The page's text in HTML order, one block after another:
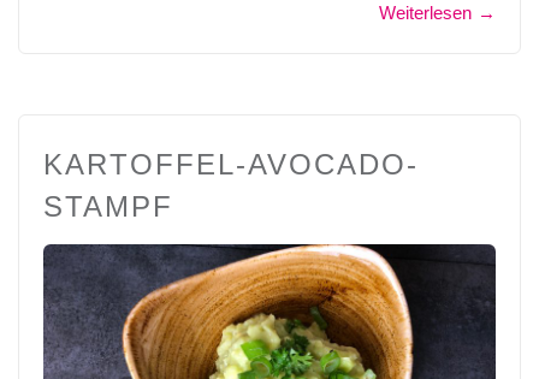
Weiterlesen →
KARTOFFEL-AVOCADO-
STAMPF